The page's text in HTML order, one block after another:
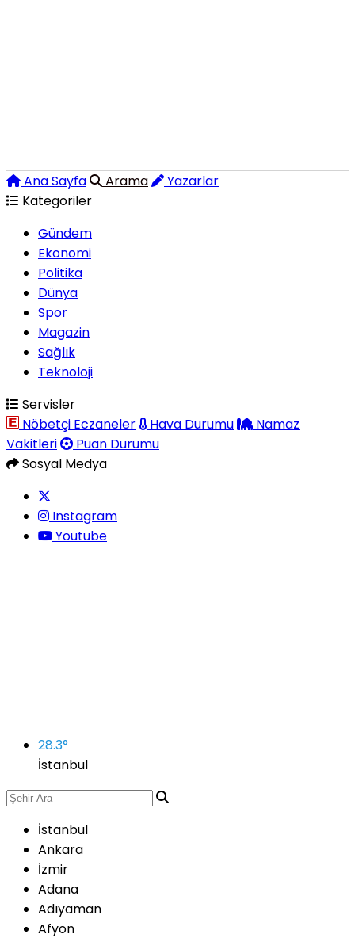
Ana Sayfa Arama
Yazarlar
Kategoriler
Gündem
Ekonomi
Politika
Dünya
Spor
Magazin
Sağlık
Teknoloji
Servisler
Nöbetçi Eczaneler
Hava Durumu
Namaz
Vakitleri
Puan Durumu
Sosyal Medya
Instagram
Youtube
28.3°
İstanbul
İstanbul
Ankara
İzmir
Adana
Adıyaman
Afyon